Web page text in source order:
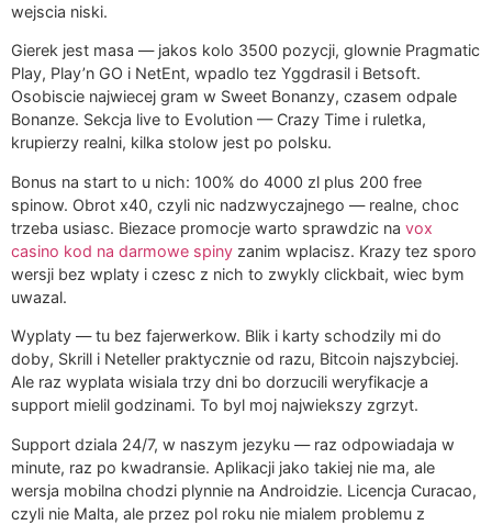
wejscia niski.
Gierek jest masa — jakos kolo 3500 pozycji, glownie Pragmatic
Play, Play’n GO i NetEnt, wpadlo tez Yggdrasil i Betsoft.
Osobiscie najwiecej gram w Sweet Bonanzy, czasem odpale
Bonanze. Sekcja live to Evolution — Crazy Time i ruletka,
krupierzy realni, kilka stolow jest po polsku.
Bonus na start to u nich: 100% do 4000 zl plus 200 free
spinow. Obrot x40, czyli nic nadzwyczajnego — realne, choc
trzeba usiasc. Biezace promocje warto sprawdzic na vox
casino kod na darmowe spiny zanim wplacisz. Krazy tez sporo
wersji bez wplaty i czesc z nich to zwykly clickbait, wiec bym
uwazal.
Wyplaty — tu bez fajerwerkow. Blik i karty schodzily mi do
doby, Skrill i Neteller praktycznie od razu, Bitcoin najszybciej.
Ale raz wyplata wisiala trzy dni bo dorzucili weryfikacje a
support mielil godzinami. To byl moj najwiekszy zgrzyt.
Support dziala 24/7, w naszym jezyku — raz odpowiadaja w
minute, raz po kwadransie. Aplikacji jako takiej nie ma, ale
wersja mobilna chodzi plynnie na Androidzie. Licencja Curacao,
czyli nie Malta, ale przez pol roku nie mialem problemu z